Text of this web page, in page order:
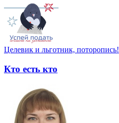
Целевик и льготник, поторопись!
Кто есть кто